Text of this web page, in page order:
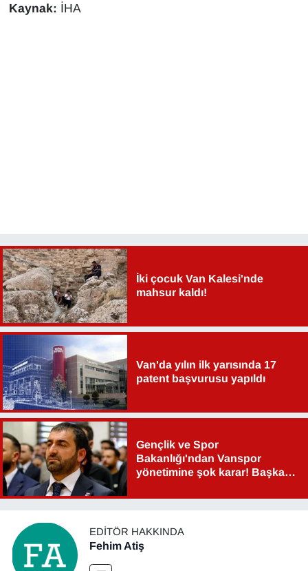
Kaynak: İHA
İki çocuk Van Kalesi'nde
mahsur kaldı!
Van'da yılın ilk yarısında 17
patent başvurusu yapıldı
Gençlik ve Spor
Bakanlığı'ndan Vanspor
yönetimine şok karar! Başkan
EDITÖR HAKKINDA
Fehim Atiş